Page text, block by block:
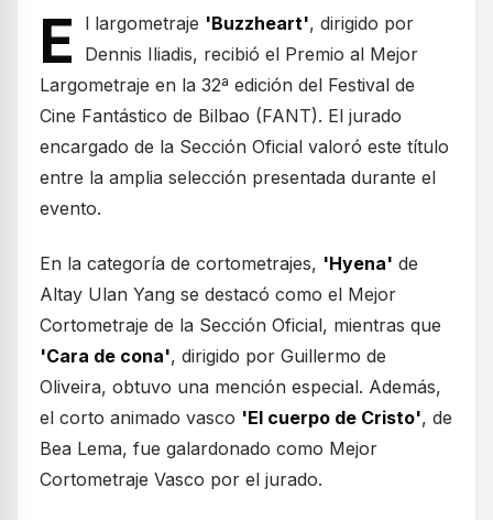
E l largometraje 'Buzzheart', dirigido por
Dennis Iliadis, recibió el Premio al Mejor
Largometraje en la 32ª edición del Festival de
Cine Fantástico de Bilbao (FANT). El jurado
encargado de la Sección Oficial valoró este título
entre la amplia selección presentada durante el
evento.
En la categoría de cortometrajes, 'Hyena' de
Altay Ulan Yang se destacó como el Mejor
Cortometraje de la Sección Oficial, mientras que
'Cara de cona', dirigido por Guillermo de
Oliveira, obtuvo una mención especial. Además,
el corto animado vasco 'El cuerpo de Cristo', de
Bea Lema, fue galardonado como Mejor
Cortometraje Vasco por el jurado.